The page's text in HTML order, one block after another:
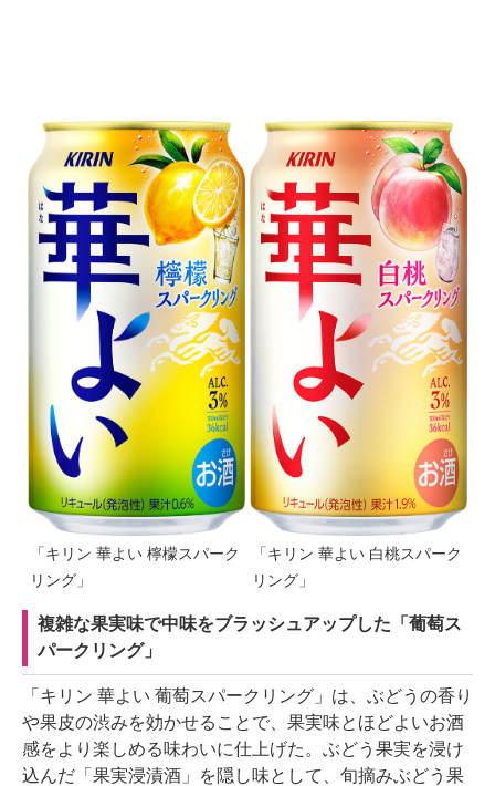
「キリン 華よい 檸檬スパーク
リング」
「キリン 華よい 白桃スパーク
リング」
複雑な果実味で中味をブラッシュアップした「葡萄ス
パークリング」
「キリン 華よい 葡萄スパークリング」は、ぶどうの香り
や果皮の渋みを効かせることで、果実味とほどよいお酒
感をより楽しめる味わいに仕上げた。ぶどう果実を浸け
込んだ「果実浸漬酒」を隠し味として、旬摘みぶどう果